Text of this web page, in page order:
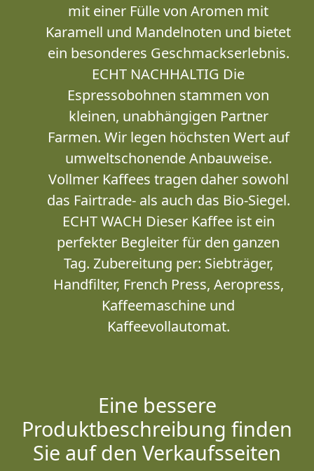
mit einer Fülle von Aromen mit
Karamell und Mandelnoten und bietet
ein besonderes Geschmackserlebnis.
ECHT NACHHALTIG Die
Espressobohnen stammen von
kleinen, unabhängigen Partner
Farmen. Wir legen höchsten Wert auf
umweltschonende Anbauweise.
Vollmer Kaffees tragen daher sowohl
das Fairtrade- als auch das Bio-Siegel.
ECHT WACH Dieser Kaffee ist ein
perfekter Begleiter für den ganzen
Tag. Zubereitung per: Siebträger,
Handfilter, French Press, Aeropress,
Kaffeemaschine und
Kaffeevollautomat.
Eine bessere
Produktbeschreibung finden
Sie auf den Verkaufsseiten